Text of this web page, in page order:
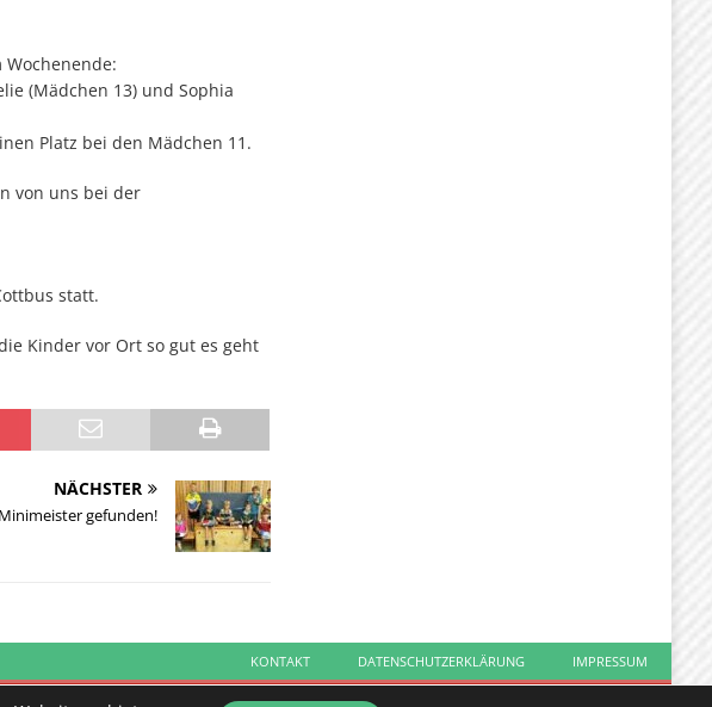
(Mädchen 13) und Sophia
Platz bei den Mädchen 11.
von uns bei der
statt.
Kinder vor Ort so gut es geht
NÄCHSTER
gefunden!
KONTAKT DATENSCHUTZERKLÄRUNG IMPRESSUM